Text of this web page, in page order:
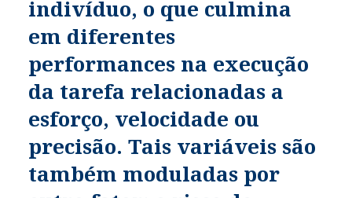
indivíduo, o que culmina
em diferentes
performances na execução
da tarefa relacionadas a
esforço, velocidade ou
precisão. Tais variáveis são
também moduladas por